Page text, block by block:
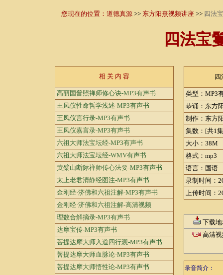
您现在的位置： 道德真源 >> 东方阳熹视频讲座 >> 四法
四法宝
相 关 内 容
高丽国普照禅师修心诀-MP3有声书
王凤仪性命哲学浅述-MP3有声书
王凤仪言行录-MP3有声书
王凤仪嘉言录-MP3有声书
六祖大师法宝坛经-MP3有声书
六祖大师法宝坛经-WMV有声书
黄檗山断际禅师传心法要-MP3有声书
太上老君清静经图注-MP3有声书
金刚经·济佛和六祖注解-MP3有声书
金刚经·济佛和六祖注解-高清视频
理数合解摘录-MP3有声书
达摩宝传-MP3有声书
菩提达摩大师入道四行观-MP3有声书
菩提达摩大师血脉论-MP3有声书
菩提达摩大师悟性论-MP3有声书
四
类型：MP3
恭诵：东方
制作：东方
集数：[共1
大小：38M
格式：mp3
语言：国语
录制时间：
上传时间：
下载
高清
录音简介：